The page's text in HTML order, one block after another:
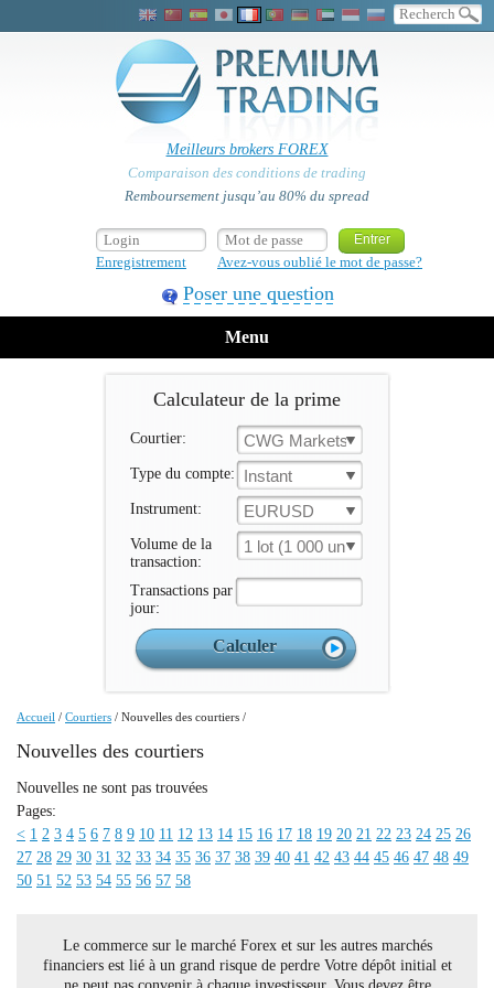
Meilleurs brokers FOREX
Comparaison des conditions de trading
Remboursement jusqu’au 80% du spread
Enregistrement Avez-vous oublié le mot de passe?
Poser une question
Menu
Calculateur de la prime
Courtier: CWG Markets
Type du compte: Instant
Instrument: EURUSD
Volume de la
transaction:
1 lot (1 000 un.)
Transactions par
jour:
Accueil / Courtiers / Nouvelles des courtiers /
Nouvelles des courtiers
Nouvelles ne sont pas trouvées
Pages:
< 1 2 3 4 5 6 7 8 9 10 11 12 13 14 15 16 17 18 19 20 21 22 23 24 25 26
27 28 29 30 31 32 33 34 35 36 37 38 39 40 41 42 43 44 45 46 47 48 49
50 51 52 53 54 55 56 57 58
Le commerce sur le marché Forex et sur les autres marchés
financiers est lié à un grand risque de perdre Votre dépôt initial et